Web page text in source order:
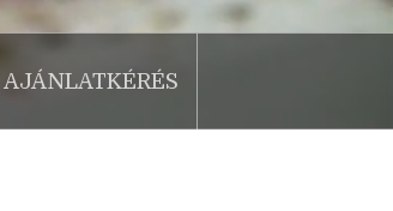
AJÁNLATKÉRÉS